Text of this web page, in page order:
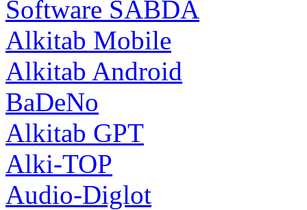
Software SABDA
Alkitab Mobile
Alkitab Android
BaDeNo
Alkitab GPT
Alki-TOP
Audio-Diglot